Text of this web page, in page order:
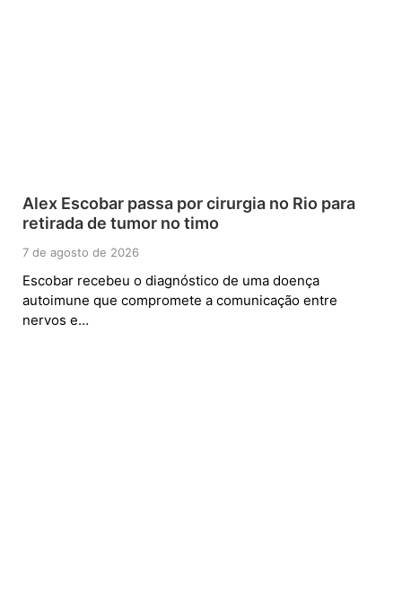
Alex Escobar passa por cirurgia no Rio para
retirada de tumor no timo
7 de agosto de 2026
Escobar recebeu o diagnóstico de uma doença
autoimune que compromete a comunicação entre
nervos e…